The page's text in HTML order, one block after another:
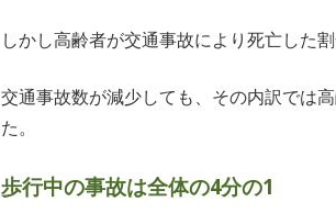
しかし高齢者が交通事故により死亡した
交通事故数が減少しても、その内訳では
た。
歩行中の事故は全体の4分の1